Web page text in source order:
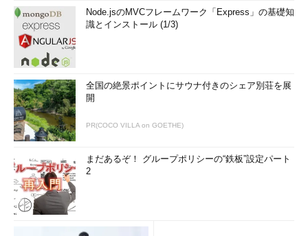
Node.jsのMVCフレームワーク「Express」の基礎知
識とインストール (1/3)
全国の絶景ポイントにサウナ付きのシェア別荘を展
開
PR(COCO VILLA on GOETHE)
まだあるぞ！ グループポリシーの“鉄板”設定パート
2